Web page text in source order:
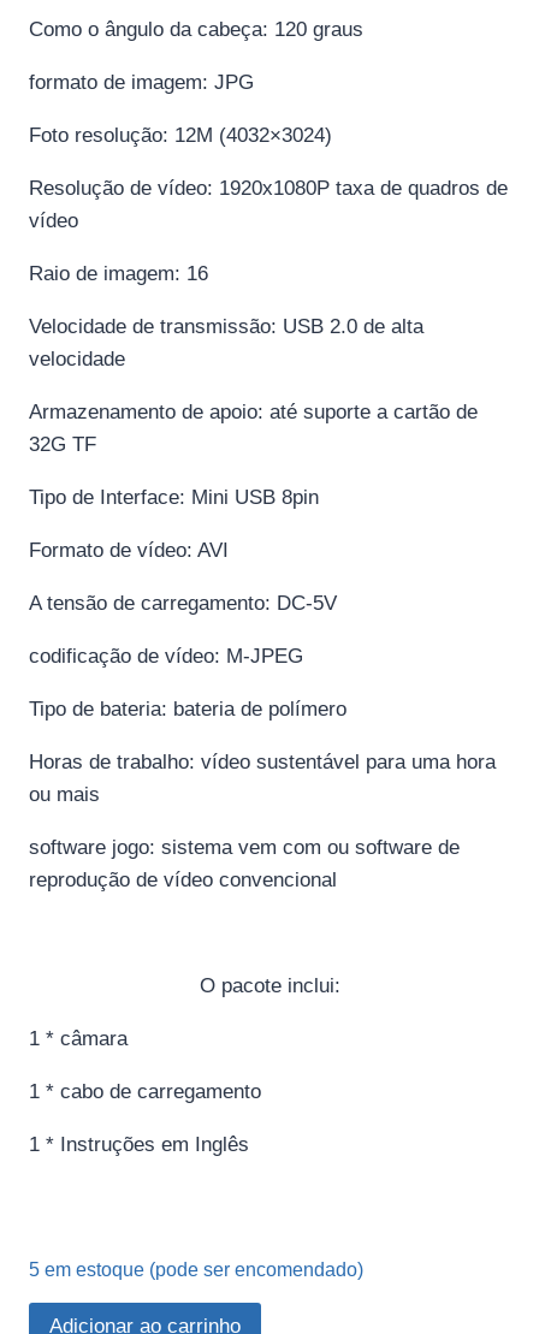
Como o ângulo da cabeça: 120 graus
formato de imagem: JPG
Foto resolução: 12M (4032×3024)
Resolução de vídeo: 1920x1080P taxa de quadros de
vídeo
Raio de imagem: 16
Velocidade de transmissão: USB 2.0 de alta
velocidade
Armazenamento de apoio: até suporte a cartão de
32G TF
Tipo de Interface: Mini USB 8pin
Formato de vídeo: AVI
A tensão de carregamento: DC-5V
codificação de vídeo: M-JPEG
Tipo de bateria: bateria de polímero
Horas de trabalho: vídeo sustentável para uma hora
ou mais
software jogo: sistema vem com ou software de
reprodução de vídeo convencional
O pacote inclui:
1 * câmara
1 * cabo de carregamento
1 * Instruções em Inglês
5 em estoque (pode ser encomendado)
Câmera
Adicionar ao carrinho